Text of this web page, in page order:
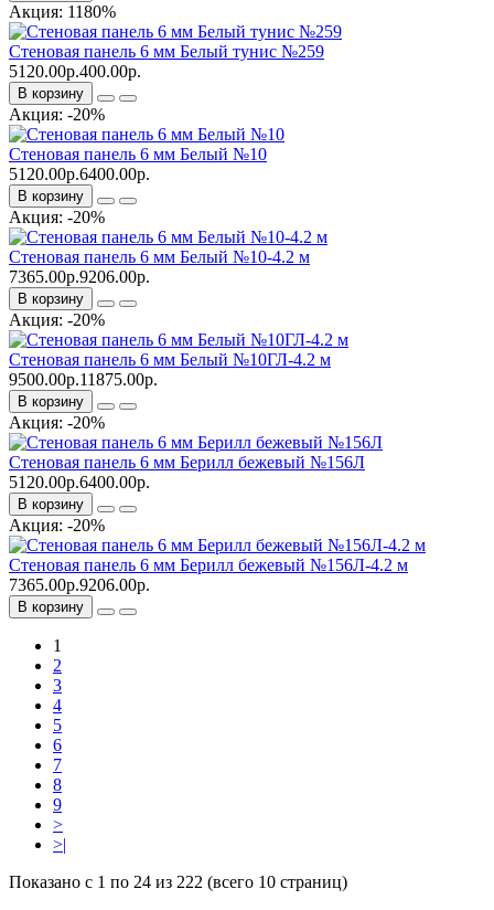
Акция: 1180%
Стеновая панель 6 мм Белый тунис №259
5120.00р.400.00р.
В корзину
Акция: -20%
Стеновая панель 6 мм Белый №10
5120.00р.6400.00р.
В корзину
Акция: -20%
Стеновая панель 6 мм Белый №10-4.2 м
7365.00р.9206.00р.
В корзину
Акция: -20%
Стеновая панель 6 мм Белый №10ГЛ-4.2 м
9500.00р.11875.00р.
В корзину
Акция: -20%
Стеновая панель 6 мм Берилл бежевый №156Л
5120.00р.6400.00р.
В корзину
Акция: -20%
Стеновая панель 6 мм Берилл бежевый №156Л-4.2 м
7365.00р.9206.00р.
В корзину
1
2
3
4
5
6
7
8
9
>
>|
Показано с 1 по 24 из 222 (всего 10 страниц)